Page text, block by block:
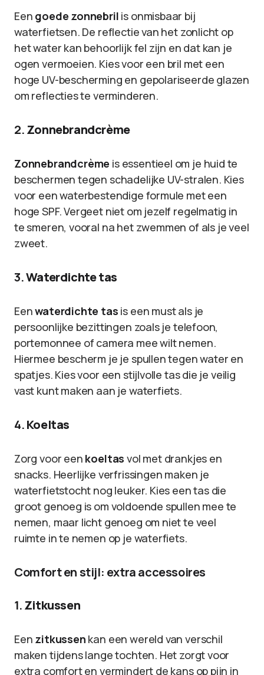
Een goede zonnebril is onmisbaar bij
waterfietsen. De reflectie van het zonlicht op
het water kan behoorlijk fel zijn en dat kan je
ogen vermoeien. Kies voor een bril met een
hoge UV-bescherming en gepolariseerde glazen
om reflecties te verminderen.
2.Zonnebrandcrème
Zonnebrandcrème is essentieel om je huid te
beschermen tegen schadelijke UV-stralen. Kies
voor een waterbestendige formule met een
hoge SPF. Vergeet niet om jezelf regelmatig in
te smeren, vooral na het zwemmen of als je veel
zweet.
3.Waterdichte tas
Eenwaterdichte tas is een must als je
persoonlijke bezittingen zoals je telefoon,
portemonnee of camera mee wilt nemen.
Hiermee bescherm je je spullen tegen water en
spatjes. Kies voor een stijlvolle tas die je veilig
vast kunt maken aan je waterfiets.
4.Koeltas
Zorg voor een koeltas vol met drankjes en
snacks. Heerlijke verfrissingen maken je
waterfietstocht nog leuker. Kies een tas die
groot genoeg is om voldoende spullen mee te
nemen, maar licht genoeg om niet te veel
ruimte in te nemen op je waterfiets.
Comfort en stijl: extra accessoires
1.Zitkussen
Een zitkussen kan een wereld van verschil
maken tijdens lange tochten. Het zorgt voor
extra comfort en vermindert de kans op pijn in